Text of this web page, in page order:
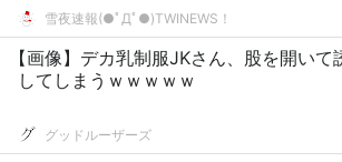
雪夜速報(●ﾟДﾟ●)TWINEWS！
【画像】デカ乳制服JKさん、股を開いて
してしまうｗｗｗｗｗ
グッドルーザーズ